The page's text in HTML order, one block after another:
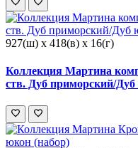
927(ш) x 418(в) x 16(г)
Коллекция Мартина
ств. Дуб приморский/